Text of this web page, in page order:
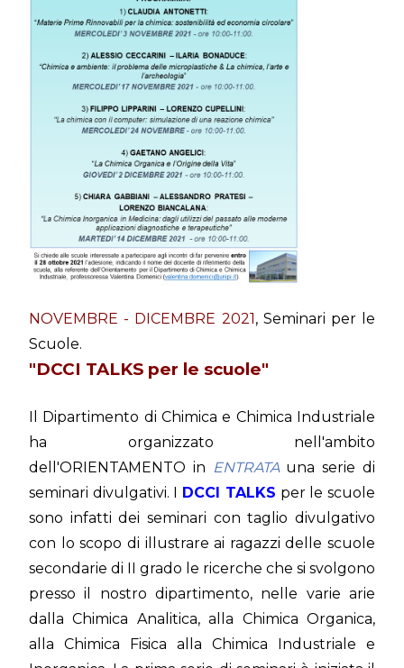
NOVEMBRE - DICEMBRE 2021 , Seminari per le
Scuole.
"DCCI TALKS per le scuole"
Il Dipartimento di Chimica e Chimica Industriale
ha organizzato nell'ambito
dell'ORIENTAMENTO in ENTRATAuna serie di
seminari divulgativi. I
DCCI TALKS per le scuole
sono infatti dei seminari con taglio divulgativo
con lo scopo di illustrare ai ragazzi delle scuole
secondarie di II grado le ricerche che si svolgono
presso il nostro dipartimento, nelle varie arie
dalla Chimica Analitica, alla Chimica Organica,
alla Chimica Fisica alla Chimica Industriale e